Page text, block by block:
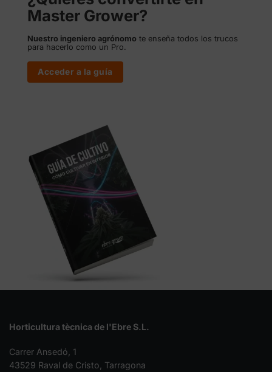
Master Grower?
Nuestro ingeniero agrónomo te enseña todos los trucos
para hacerlo como un Pro.
Acceder a la guía
Horticultura tècnica de l'Ebre S.L.
Carrer Ansedó, 1
43529 Raval de Cristo, Tarragona